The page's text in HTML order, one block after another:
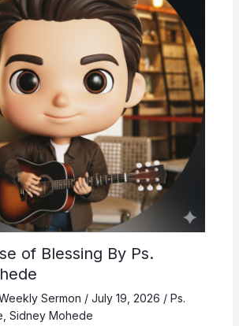
of Blessing By Ps.
Sermon / July 19, 2026 / Ps.
Sidney Mohede